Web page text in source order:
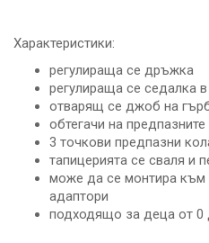
Характеристики:
регулираща се дръжка
регулираща се седалка
отварящ се джоб на
обтегачи на
3 точкови предпазни
тапицерията се сваля и
може да се монтира към
адаптори
подходящо за деца от 0